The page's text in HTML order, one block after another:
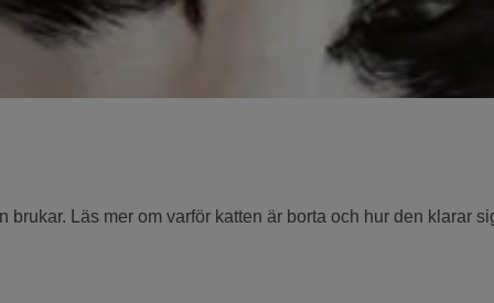
Läs mer om varför katten är borta och hur den klarar